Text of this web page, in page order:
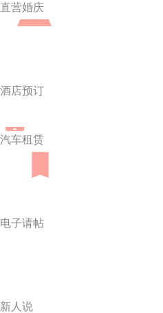
直营婚庆
酒店预订
汽车租赁
电子请帖
新人说